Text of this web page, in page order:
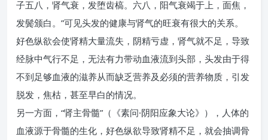
子五八，肾气衰，发堕齿槁。六八，阳气衰竭于上，面焦，
发鬓颁白。”可见头发的健康与肾气的旺衰有很大的关系。
好色纵欲会使肾精大量流失，阴精亏虚，肾气就不足，导致
经脉中气行不足，无法有力带动血液流到头部，头发由于得
不到足够血液的滋养从而缺乏营养及必须的营养物质，引发
脱发，焦枯，甚至早白的情况。
另一方面，“肾主骨髓”（《素问·阴阳应象大论》），人体的
血液源于骨髓的生化，好色纵欲导致肾精不足，就会抽调骨